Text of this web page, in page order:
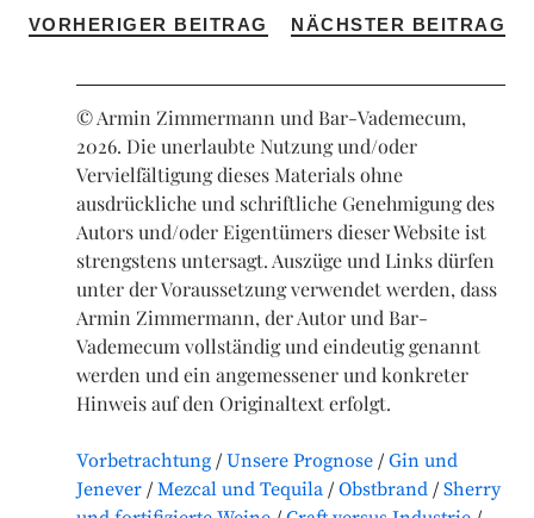
VORHERIGER BEITRAG NÄCHSTER BEITRAG
© Armin Zimmermann und Bar-Vademecum,
2026. Die unerlaubte Nutzung und/oder
Vervielfältigung dieses Materials ohne
ausdrückliche und schriftliche Genehmigung des
Autors und/oder Eigentümers dieser Website ist
strengstens untersagt. Auszüge und Links dürfen
unter der Voraussetzung verwendet werden, dass
Armin Zimmermann, der Autor und Bar-
Vademecum vollständig und eindeutig genannt
werden und ein angemessener und konkreter
Hinweis auf den Originaltext erfolgt.
Vorbetrachtung Unsere Prognose
Gin und
Jenever
Mezcal und Tequila Obstbrand
Sherry